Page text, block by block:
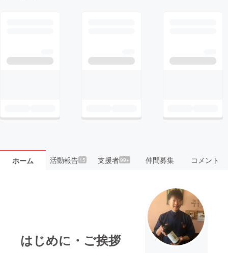
ホーム 活動報告15 支援者99+ 仲間募集 コメント
はじめに・ご挨拶